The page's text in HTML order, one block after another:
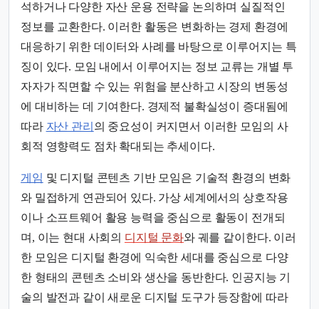
석하거나 다양한 자산 운용 전략을 논의하며 실질적인
정보를 교환한다. 이러한 활동은 변화하는 경제 환경에
대응하기 위한 데이터와 사례를 바탕으로 이루어지는 특
징이 있다. 모임 내에서 이루어지는 정보 교류는 개별 투
자자가 직면할 수 있는 위험을 분산하고 시장의 변동성
에 대비하는 데 기여한다. 경제적 불확실성이 증대됨에
따라 자산 관리 의 중요성이 커지면서 이러한 모임의 사
회적 영향력도 점차 확대되는 추세이다.
게임 및 디지털 콘텐츠 기반 모임은 기술적 환경의 변화
와 밀접하게 연관되어 있다. 가상 세계에서의 상호작용
이나 소프트웨어 활용 능력을 중심으로 활동이 전개되
며, 이는 현대 사회의 디지털 문화와 궤를 같이한다. 이러
한 모임은 디지털 환경에 익숙한 세대를 중심으로 다양
한 형태의 콘텐츠 소비와 생산을 동반한다. 인공지능 기
술의 발전과 같이 새로운 디지털 도구가 등장함에 따라